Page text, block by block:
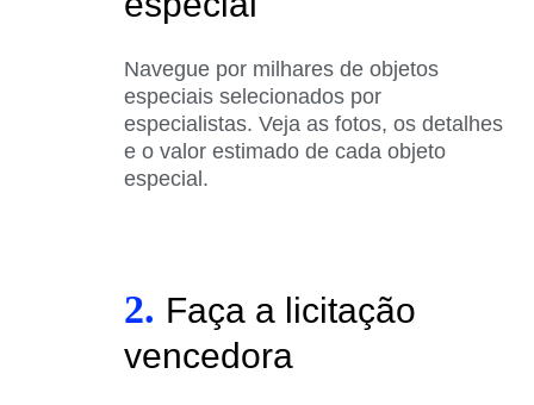
Navegue por milhares de objetos
especiais selecionados por
especialistas. Veja as fotos, os detalhes
e o valor estimado de cada objeto
especial.
2. Faça a licitação
vencedora